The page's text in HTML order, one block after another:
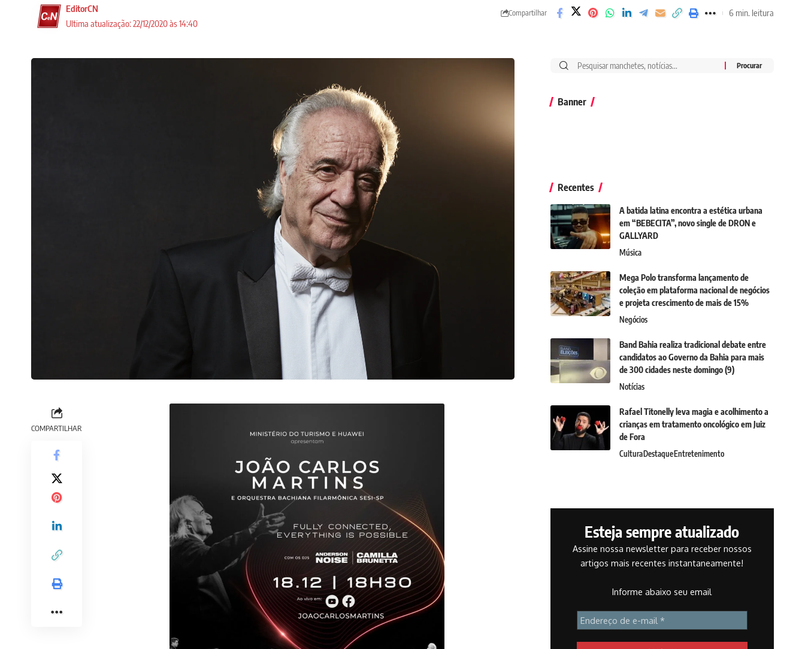
Ultima atualização: 22/12/2020 às 14:40
EditorCN Compartilhar 6 min. leitura
COMPARTILHAR
Banner
Recentes
A batida latina encontra a estética urbana
em “BEBECITA”, novo single de DRON e
GALLYARD
Música
Mega Polo transforma lançamento de
coleção em plataforma nacional de negócios
e projeta crescimento de mais de 15%
Negócios
Band Bahia realiza tradicional debate entre
candidatos ao Governo da Bahia para mais
de 300 cidades neste domingo (9)
Notícias
Rafael Titonelly leva magia e acolhimento a
crianças em tratamento oncológico em Juiz
de Fora
CulturaDestaqueEntretenimento
Esteja sempre atualizado
Assine nossa newsletter para receber nossos
artigos mais recentes instantaneamente!
Informe abaixo seu email